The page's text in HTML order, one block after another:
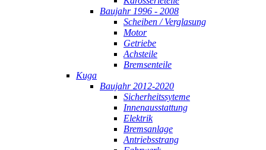
Baujahr 1996 - 2008
Scheiben / Verglasung
Motor
Getriebe
Achsteile
Bremsenteile
Kuga
Baujahr 2012-2020
Sicherheitssyteme
Innenausstattung
Elektrik
Bremsanlage
Antriebsstrang